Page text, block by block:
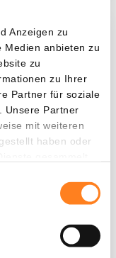
Anzeigen zu
Medien anbieten zu
zu
zu Ihrer
Partner für soziale
Unsere Partner
mit weiteren
haben oder
hebben als
op